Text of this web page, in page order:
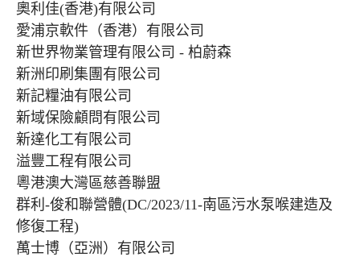
奧利佳(香港)有限公司
愛浦京軟件（香港）有限公司
新世界物業管理有限公司 - 柏蔚森
新洲印刷集團有限公司
新記糧油有限公司
新域保險顧問有限公司
新達化工有限公司
溢豐工程有限公司
粵港澳大灣區慈善聯盟
群利-俊和聯營體(DC/2023/11-南區污水泵喉建造及
修復工程)
萬士博（亞洲）有限公司